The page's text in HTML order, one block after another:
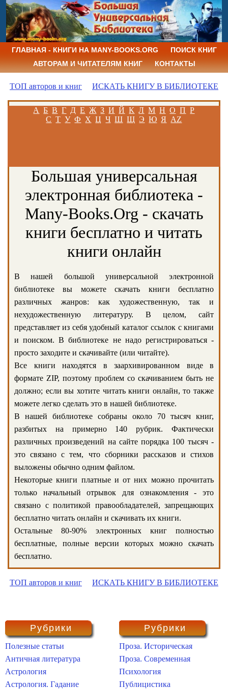
ГЛАВНАЯ - КНИГИ НА MANY-BOOKS.ORG
ПОИСК КНИГ
АВТОРАМ И ЧИТАТЕЛЯМ КНИГ
КОНТАКТЫ
ТОП авторов и книг ИСКАТЬ КНИГУ В БИБЛИОТЕКЕ
А Б В Г Д Е Ж З И Й К Л М Н О П Р
С Т У Ф Х Ц Ч Ш Щ Э Ю Я AZ
Большая универсальная
электронная библиотека -
Many-Books.Org - скачать
книги бесплатно и читать
книги онлайн
В нашей большой универсальной электронной
библиотеке вы можете скачать книги бесплатно
различных жанров: как художественную, так и
нехудожественную литературу. В целом, сайт
представляет из себя удобный каталог ссылок с книгами
и поиском. В библиотеке не надо регистрироваться -
просто заходите и скачивайте (или читайте).
Все книги находятся в заархивированном виде в
формате ZIP, поэтому проблем со скачиванием быть не
должно; если вы хотите читать книги онлайн, то также
можете легко сделать это в нашей библиотеке.
В нашей библиотеке собраны около 70 тысяч книг,
разбитых на примерно 140 рубрик. Фактически
различных произведений на сайте порядка 100 тысяч -
это связано с тем, что сборники рассказов и стихов
выложены обычно одним файлом.
Некоторые книги платные и от них можно прочитать
только начальный отрывок для ознакомления - это
связано с политикой правообладателей, запрещающих
бесплатно читать онлайн и скачивать их книги.
Остальные 80-90% электронных книг полностью
бесплатные, полные версии которых можно скачать
бесплатно.
ТОП авторов и книг ИСКАТЬ КНИГУ В БИБЛИОТЕКЕ
Рубрики
Полезные статьи
Античная литература
Астрология
Астрология. Гадание
Рубрики
Проза. Историческая
Проза. Современная
Психология
Публицистика